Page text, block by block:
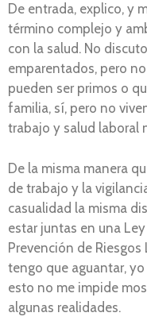
De entrada, explico, y
término complejo y
con la salud. No
emparentados, pero
pueden ser primos o
familia, sí, pero no
trabajo y salud laboral
De la misma manera
de trabajo y la
casualidad la misma
estar juntas en una
Prevención de
tengo que aguantar,
esto no me impide
algunas realidades.